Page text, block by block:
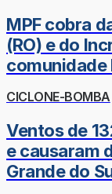
MPF cobra
(RO) e do
comunidade
CICLONE-BOMBA
Ventos de
e causaram
Grande do